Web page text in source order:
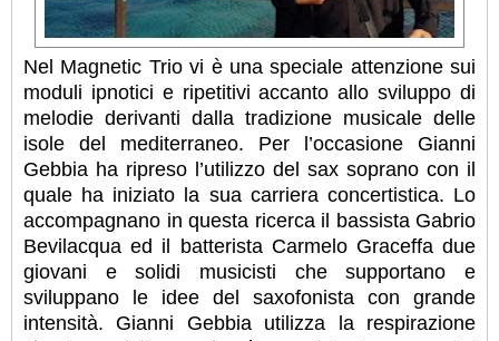
Nel Magnetic Trio vi è una speciale attenzione sui
moduli ipnotici e ripetitivi accanto allo sviluppo di
melodie derivanti dalla tradizione musicale delle
isole del mediterraneo. Per l’occasione Gianni
Gebbia ha ripreso l’utilizzo del sax soprano con il
quale ha iniziato la sua carriera concertistica. Lo
accompagnano in questa ricerca il bassista Gabrio
Bevilacqua ed il batterista Carmelo Graceffa due
giovani e solidi musicisti che supportano e
sviluppano le idee del saxofonista con grande
intensità. Gianni Gebbia utilizza la respirazione